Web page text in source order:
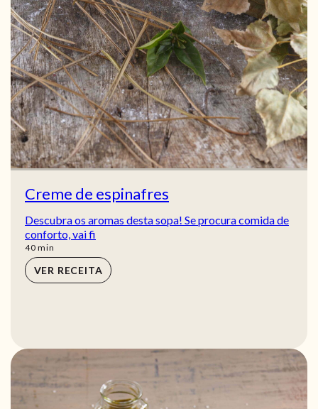
Creme de espinafres
Descubra os aromas desta sopa! Se procura comida de
conforto, vai fi
40min
min
VER RECEITA